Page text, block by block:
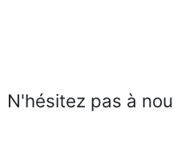
N'hésitez pas à